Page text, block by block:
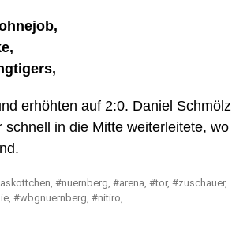
erhöhten auf 2:0. Daniel Schmölz
in die Mitte weiterleitete, wo